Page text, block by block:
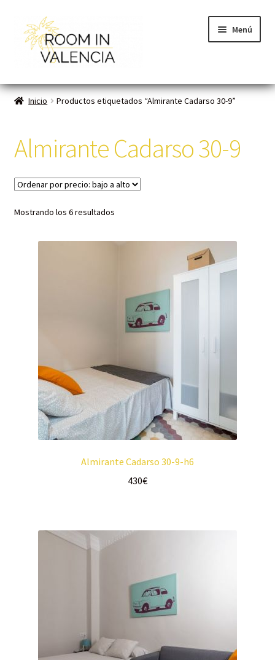
Menú
Inicio
Cómo funciona
Contacto
Planes VLC
Mi cuenta
Inicio Productos etiquetados “Almirante Cadarso 30-9”
Almirante Cadarso 30-9
Mostrando los 6 resultados
Almirante Cadarso 30-9-h6
430€